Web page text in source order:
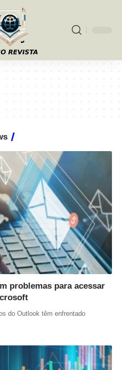
problemas para acessar
do Outlook têm enfrentado